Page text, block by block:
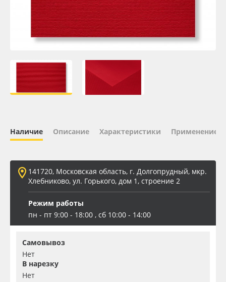
Oracal 641
Orajet 3640
Плёнка монтажная Oratape
ПЭТ листовой
Баннер
Заготовки для сувениров
Наличие Описание Характеристики Применение
141720, Московская область, г. Долгопрудный, мкр.
Хлебниково, ул. Горького, дом 1, строение 2
Режим работы
пн - пт 9:00 - 18:00 , сб 10:00 - 14:00
Самовывоз
Нет
В нарезку
Нет